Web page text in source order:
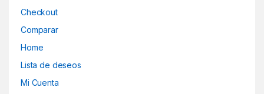
Checkout
Comparar
Home
Lista de deseos
Mi Cuenta